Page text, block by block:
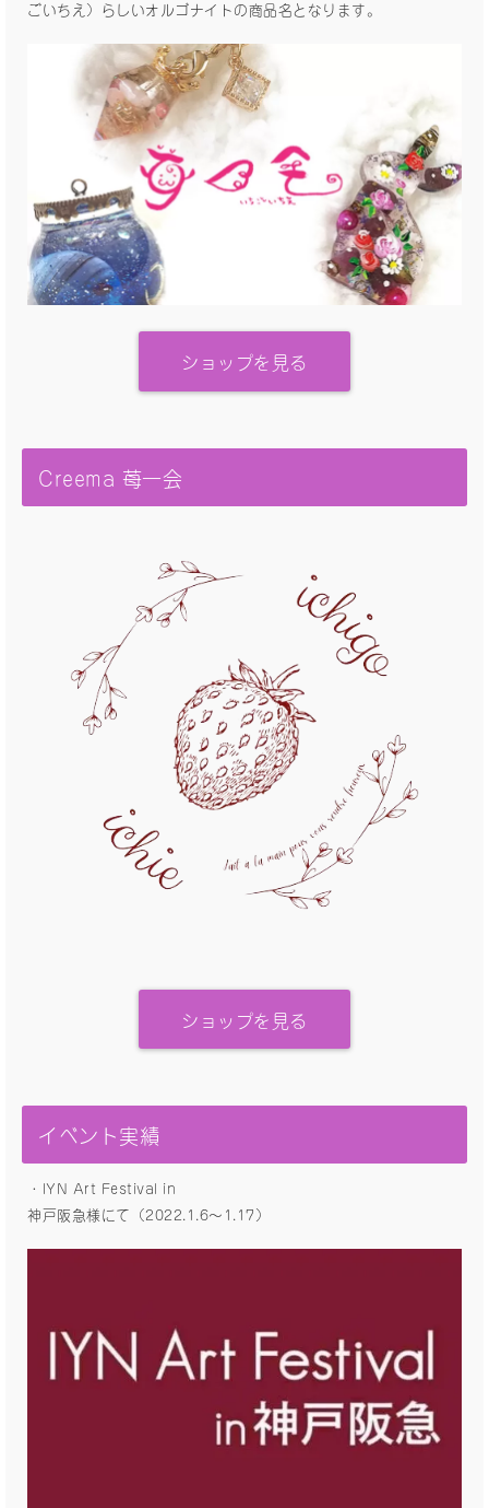
ごいちえ）らしいオルゴナイトの商品名となります。
ショップを見る
Creema 苺一会
ショップを見る
イベント実績
・IYN Art Festival in
神戸阪急様にて（2022.1.6〜1.17）